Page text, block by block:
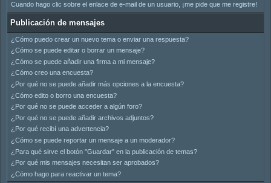
Cuando hago clic sobre el enlace de e-mail de un usuario, ¡me pide que me registre!
Publicación de mensajes
¿Cómo puedo crear un nuevo tema o enviar una respuesta?
¿Cómo se puede editar o borrar un mensaje?
¿Cómo se puede añadir una firma a mi mensaje?
¿Cómo creo una encuesta?
¿Por qué no se puede añadir más opciones a la encuesta?
¿Cómo edito o borro una encuesta?
¿Por qué no se puede acceder a algún foro?
¿Por qué no se puede añadir archivos adjuntos?
¿Por qué recibí una advertencia?
¿Cómo se puede reportar un mensaje a un moderador?
¿Para qué sirve el botón "Guardar" en la publicación de temas?
¿Por qué mis mensajes necesitan ser aprobados?
¿Cómo hago para reactivar un tema?